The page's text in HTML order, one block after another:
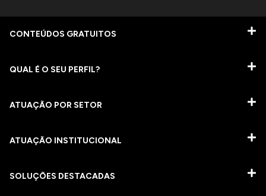
CONTEÚDOS GRATUITOS
QUAL É O SEU PERFIL?
ATUAÇÃO POR SETOR
ATUAÇÃO INSTITUCIONAL
SOLUÇÕES DESTACADAS